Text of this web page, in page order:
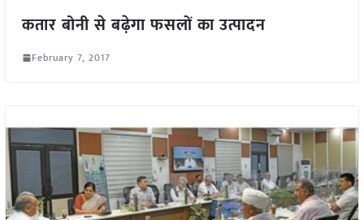
कतार बोनी से बढ़ेगा फसलों का उत्पादन
February 7, 2017